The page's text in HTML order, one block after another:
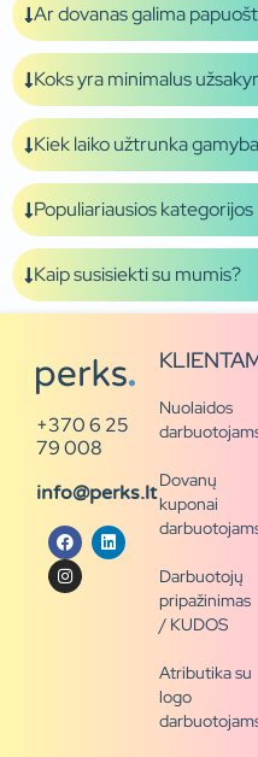
Ar dovanas galima
Koks yra minimalus
Kiek laiko užtrunka
Populiariausios kategorijos
Kaip susisiekti su mumis?
+370 6 25
79 008
info@perks.lt
Nuolaidos
Dovanų
kuponai
Darbuotojų
pripažinimas
/ KUDOS
Atributika su
logo